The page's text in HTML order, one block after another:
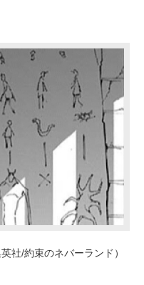
社/約束のネバーランド）